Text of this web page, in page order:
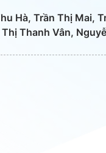
Hà, Trần Thị Mai,
Thanh Vân,